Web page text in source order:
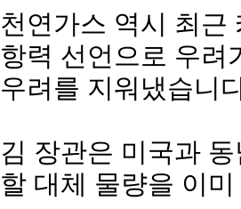
천연가스 역시 최근
항력 선언으로 우려
우려를 지워냈습니
김 장관은 미국과
할 대체 물량을 이